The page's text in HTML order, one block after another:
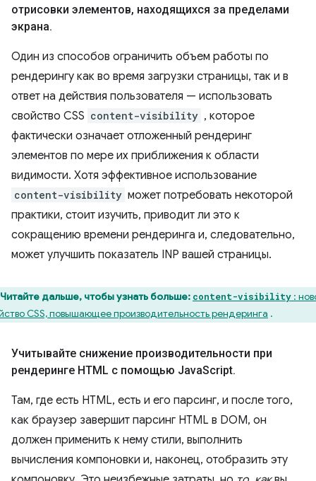
отрисовки элементов, находящихся за пределами
экрана.
Один из способов ограничить объем работы по
рендерингу как во время загрузки страницы, так и в
ответ на действия пользователя — использовать
свойство CSS content-visibility , которое
фактически означает отложенный рендеринг
элементов по мере их приближения к области
видимости. Хотя эффективное использование
content-visibility может потребовать некоторой
практики, стоит изучить, приводит ли это к
сокращению времени рендеринга и, следовательно,
может улучшить показатель INP вашей страницы.
Читайте дальше, чтобы узнать больше: content-visibility :
CSS, повышающее производительность рендеринга .
Учитывайте снижение производительности при
рендеринге HTML с помощью JavaScript.
Там, где есть HTML, есть и его парсинг, и после того,
как браузер завершит парсинг HTML в DOM, он
должен применить к нему стили, выполнить
вычисления компоновки и, наконец, отобразить эту